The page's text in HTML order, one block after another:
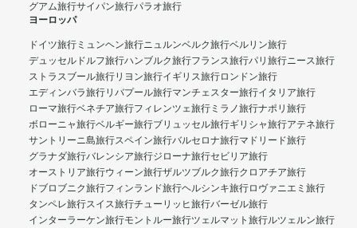
グアム旅行サイパン旅行パラオ旅行
ヨーロッパ
ドイツ旅行 ミュンヘン旅行ニュルンベルク旅行ベルリン旅行
デュッセルドルフ旅行ハンブルク旅行フランス旅行パリ旅行ニース旅行
ストラスブール旅行リヨン旅行イギリス旅行ロンドン旅行
エディンバラ旅行リバプール旅行マンチェスター旅行イタリア旅行
ローマ旅行ベネチア旅行フィレンツェ旅行 ミラノ旅行ナポリ旅行
ボローニャ旅行ベルギー旅行ブリュッセル旅行ギリシャ旅行アテネ旅行
サントリーニ島旅行スペイン旅行バルセロナ旅行マドリード旅行
グラナダ旅行バレンシア旅行ジローナ旅行セビリア旅行
オーストリア旅行ウィーン旅行ザルツブルク旅行クロアチア旅行
ドブロブニク旅行フィンランド旅行ヘルシンキ旅行ロヴァニエミ旅行
タンペレ旅行スイス旅行チューリッヒ旅行バーゼル旅行
インターラーケン旅行モントルー旅行ツェルマット旅行ルツェルン旅行